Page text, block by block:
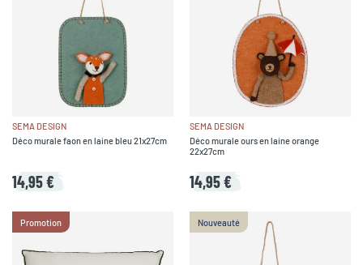
SEMA DESIGN
Déco murale faon en laine bleu 21x27cm
14,95 €
SEMA DESIGN
Déco murale ours en laine orange
22x27cm
14,95 €
Promotion Nouveauté